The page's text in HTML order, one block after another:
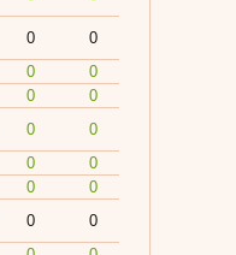
0
0
0
0
0
0
0
0
0
0
0
0
0
0